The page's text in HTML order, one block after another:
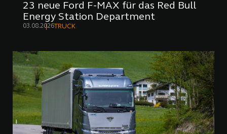
23 neue Ford F-MAX für das Red Bull
Energy Station Department
03.08.2026TRUCK